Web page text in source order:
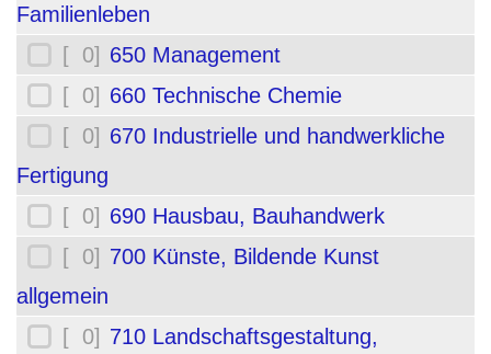
Familienleben
[ 0] 650 Management
[ 0] 660 Technische Chemie
[ 0] 670 Industrielle und handwerkliche
Fertigung
[ 0] 690 Hausbau, Bauhandwerk
[ 0] 700 Künste, Bildende Kunst
allgemein
[ 0] 710 Landschaftsgestaltung,